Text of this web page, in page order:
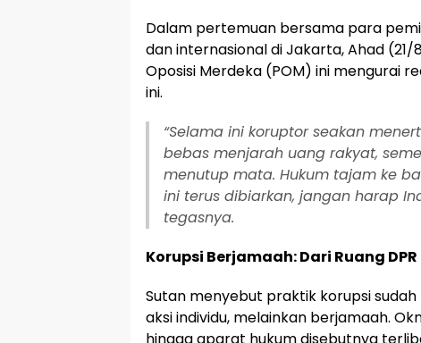
Dalam pertemuan bersama para
dan internasional di Jakarta, Ahad
Oposisi Merdeka (POM) ini mengurai
ini.
“Selama ini koruptor seakan
bebas menjarah uang rakyat,
menutup mata. Hukum tajam ke
ini terus dibiarkan, jangan harap
tegasnya.
Korupsi Berjamaah: Dari Ruang
Sutan menyebut praktik korupsi
aksi individu, melainkan berjamaah.